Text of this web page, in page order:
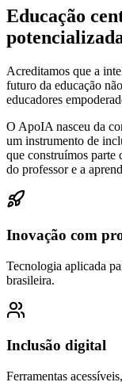
Educação
Acreditamos que a
futuro da educação
educadores
O ApoIA nasceu da
um instrumento de
que construímos parte
do professor e a
Inovação com
Tecnologia aplicada
brasileira.
Inclusão digital
Ferramentas